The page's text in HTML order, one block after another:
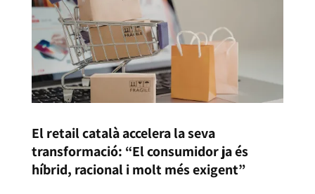
El retail català accelera la seva
transformació: “El consumidor ja és
híbrid, racional i molt més exigent”